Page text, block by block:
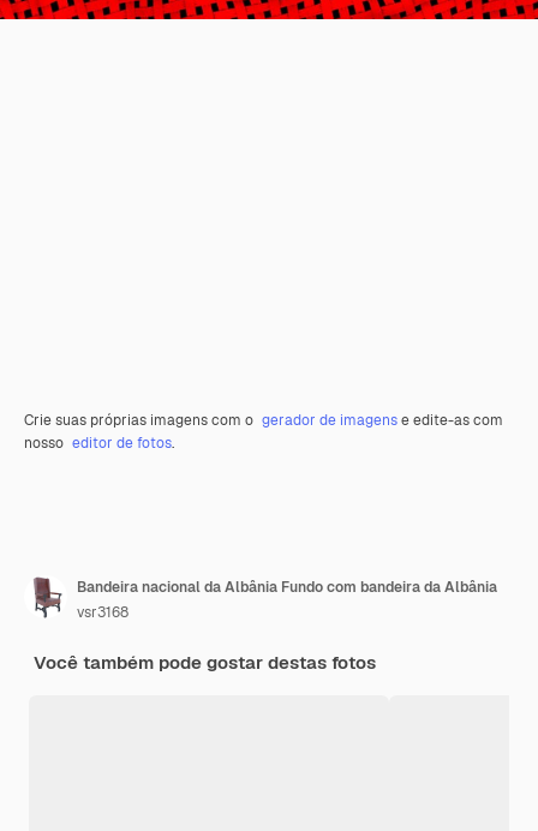
Crie suas próprias imagens com o gerador de imagense edite-as com
nosso editor de fotos.
Bandeira nacional da Albânia Fundo com bandeira da Albânia
vsr3168
Você também pode gostar destas fotos